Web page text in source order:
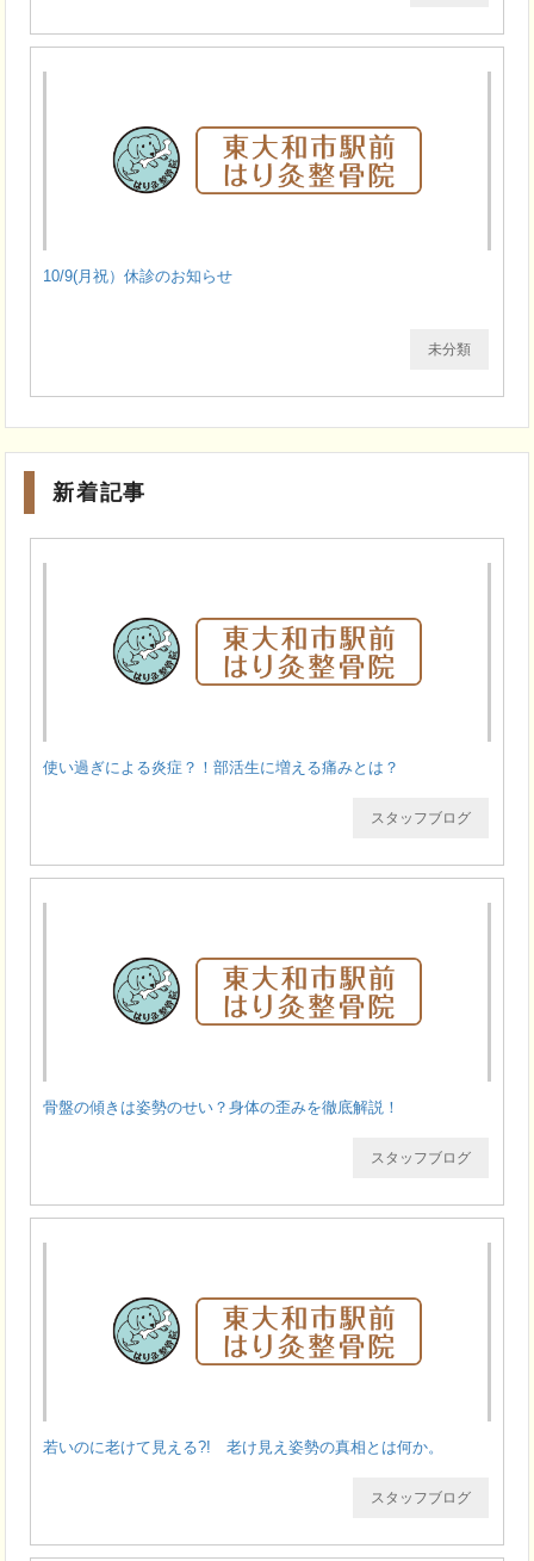
10/9(月祝）休診のお知らせ
未分類
新着記事
使い過ぎによる炎症？！部活生に増える痛みとは？
スタッフブログ
骨盤の傾きは姿勢のせい？身体の歪みを徹底解説！
スタッフブログ
若いのに老けて見える?! 老け見え姿勢の真相とは何か。
スタッフブログ